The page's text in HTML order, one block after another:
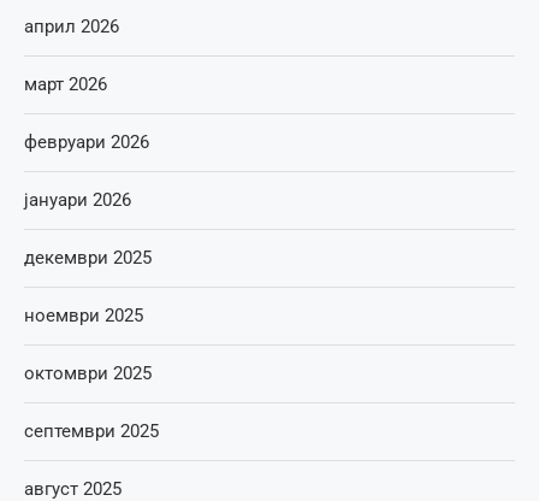
април 2026
март 2026
февруари 2026
јануари 2026
декември 2025
ноември 2025
октомври 2025
септември 2025
август 2025